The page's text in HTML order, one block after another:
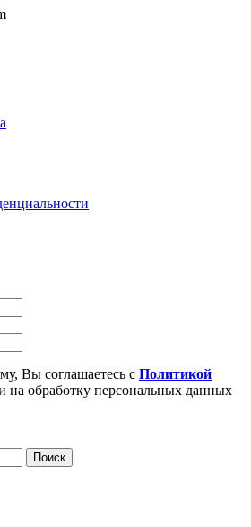
Вы соглашаетесь с Политикой
на обработку персональных данных
Поиск